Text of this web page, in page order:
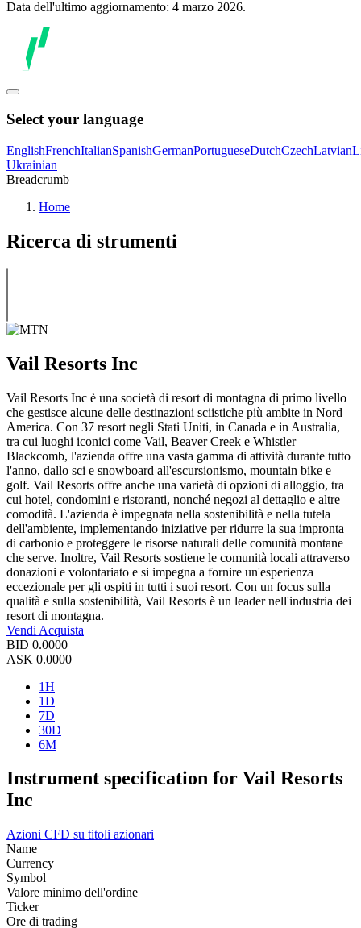
Data dell'ultimo aggiornamento: 4 marzo 2026.
Select your language
EnglishFrenchItalianSpanishGermanPortugueseDutchCzechLatvian
Ukrainian
Breadcrumb
Home
Ricerca di strumenti
Vail Resorts Inc
Vail Resorts Inc è una società di resort di montagna di primo livello
che gestisce alcune delle destinazioni sciistiche più ambite in Nord
America. Con 37 resort negli Stati Uniti, in Canada e in Australia,
tra cui luoghi iconici come Vail, Beaver Creek e Whistler
Blackcomb, l'azienda offre una vasta gamma di attività durante tutto
l'anno, dallo sci e snowboard all'escursionismo, mountain bike e
golf. Vail Resorts offre anche una varietà di opzioni di alloggio, tra
cui hotel, condomini e ristoranti, nonché negozi al dettaglio e altre
comodità. L'azienda è impegnata nella sostenibilità e nella tutela
dell'ambiente, implementando iniziative per ridurre la sua impronta
di carbonio e proteggere le risorse naturali delle comunità montane
che serve. Inoltre, Vail Resorts sostiene le comunità locali attraverso
donazioni e volontariato e si impegna a fornire un'esperienza
eccezionale per gli ospiti in tutti i suoi resort. Con un focus sulla
qualità e sulla sostenibilità, Vail Resorts è un leader nell'industria dei
resort di montagna.
Vendi Acquista
BID 0.0000
ASK 0.0000
1H
1D
7D
30D
6M
Instrument specification for Vail Resorts
Inc
Azioni CFD su titoli azionari
Name
Currency
Symbol
Valore minimo dell'ordine
Ticker
Ore di trading